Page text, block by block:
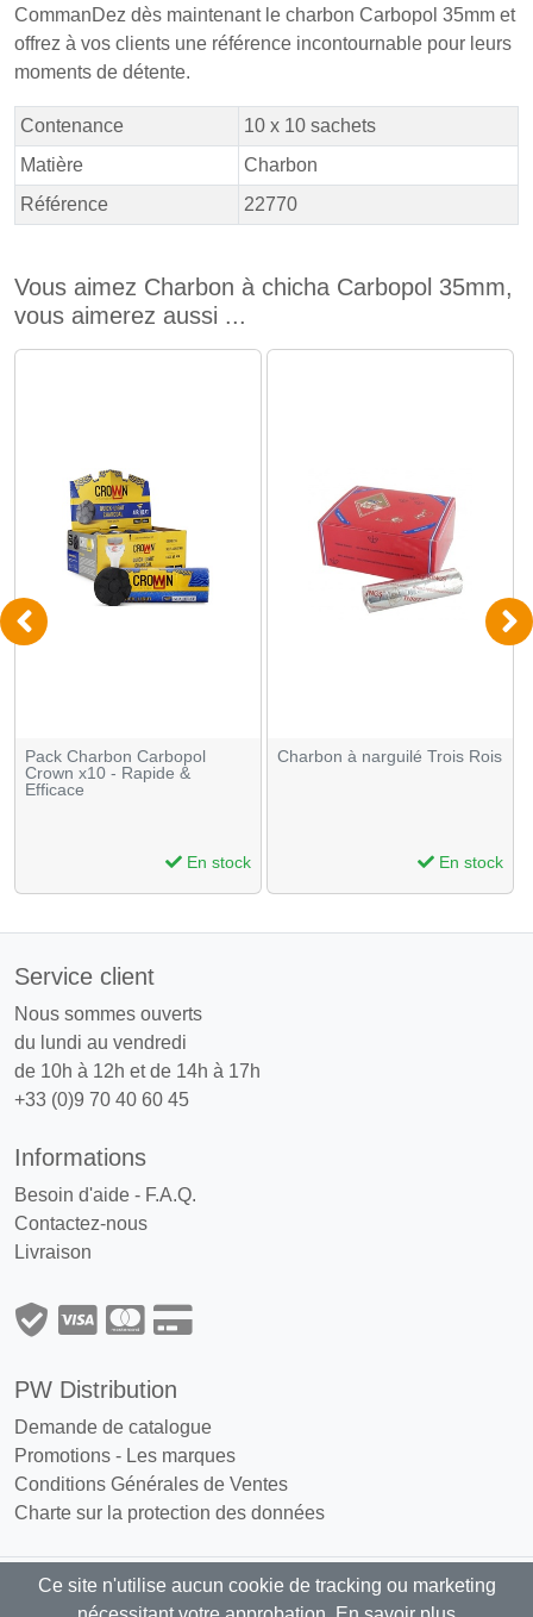
CommanDez dès maintenant le charbon Carbopol 35mm et
offrez à vos clients une référence incontournable pour leurs
moments de détente.
Contenance
10 x 10 sachets
Matière
Charbon
Référence
22770
Vous aimez Charbon à chicha Carbopol 35mm,
vous aimerez aussi ...
Pack Charbon Carbopol
Crown x10 - Rapide &
Efficace
En stock
Charbon à narguilé Trois Rois
En stock
Service client
Nous sommes ouverts
du lundi au vendredi
de 10h à 12h et de 14h à 17h
+33 (0)9 70 40 60 45
Informations
Besoin d'aide - F.A.Q.
Contactez-nous
Livraison
PW Distribution
Demande de catalogue
Promotions - Les marques
Conditions Générales de Ventes
Charte sur la protection des données
PW Distribution : Grossiste, distributeur
Ce site n'utilise aucun cookie de tracking ou marketing